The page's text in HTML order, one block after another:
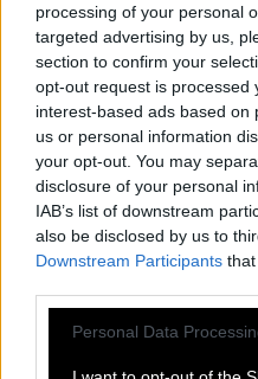
processing of your personal
targeted advertising by us,
section to confirm your
opt-out request is processed
interest-based ads based on
us or personal information
your opt-out. You may
disclosure of your personal
IAB’s list of downstream
also be disclosed by us to
Downstream Participants
Please note that this
Personal Data
Η Ελλάδα που
Ο «Ζορμπάς» δεν
μια ιστορία.
Την ιδέα ότι η ζωή
Ότι η αποτυχία δεν
Ότι ο άνθρωπος μπορεί
του ακόμη κι όταν όλα